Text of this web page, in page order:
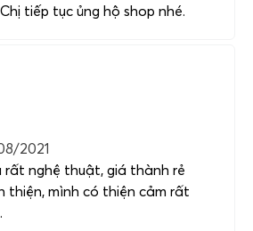
tiếp tục ủng hộ shop nhé.
2021
rất nghệ thuật, giá thành rẻ
thiện, mình có thiện cảm rất